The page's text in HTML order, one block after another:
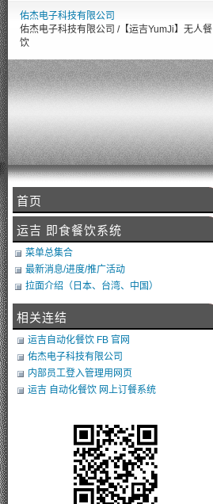
佑杰电子科技有限公司
佑杰电子科技有限公司 /【运吉YumJi】无人餐
饮
首页
运吉 即食餐饮系统
菜单总集合
最新消息/进度/推广活动
拉面介绍（日本、台湾、中国）
相关连结
运吉自动化餐饮 FB 官网
佑杰电子科技有限公司
内部员工登入管理用网页
运吉 自动化餐饮 网上订餐系统